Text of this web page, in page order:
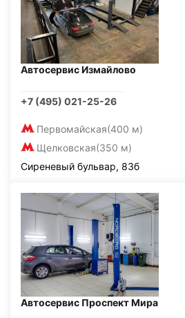
Автосервис Измайлово
+7 (495) 021-25-26
Первомайская(400 м)
Щелковская(350 м)
Сиреневый бульвар, 83б
Автосервис Проспект Мира